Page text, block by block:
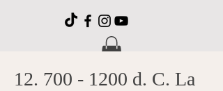
12. 700 - 1200 d. C. La